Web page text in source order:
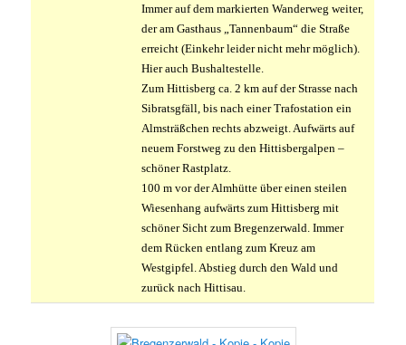
Immer auf dem markierten Wanderweg weiter,
der am Gasthaus „Tannenbaum“ die Straße
erreicht (Einkehr leider nicht mehr möglich).
Hier auch Bushaltestelle.
Zum Hittisberg ca. 2 km auf der Strasse nach
Sibratsgfäll, bis nach einer Trafostation ein
Almsträßchen rechts abzweigt. Aufwärts auf
neuem Forstweg zu den Hittisbergalpen –
schöner Rastplatz.
100 m vor der Almhütte über einen steilen
Wiesenhang aufwärts zum Hittisberg mit
schöner Sicht zum Bregenzerwald. Immer
dem Rücken entlang zum Kreuz am
Westgipfel. Abstieg durch den Wald und
zurück nach Hittisau.